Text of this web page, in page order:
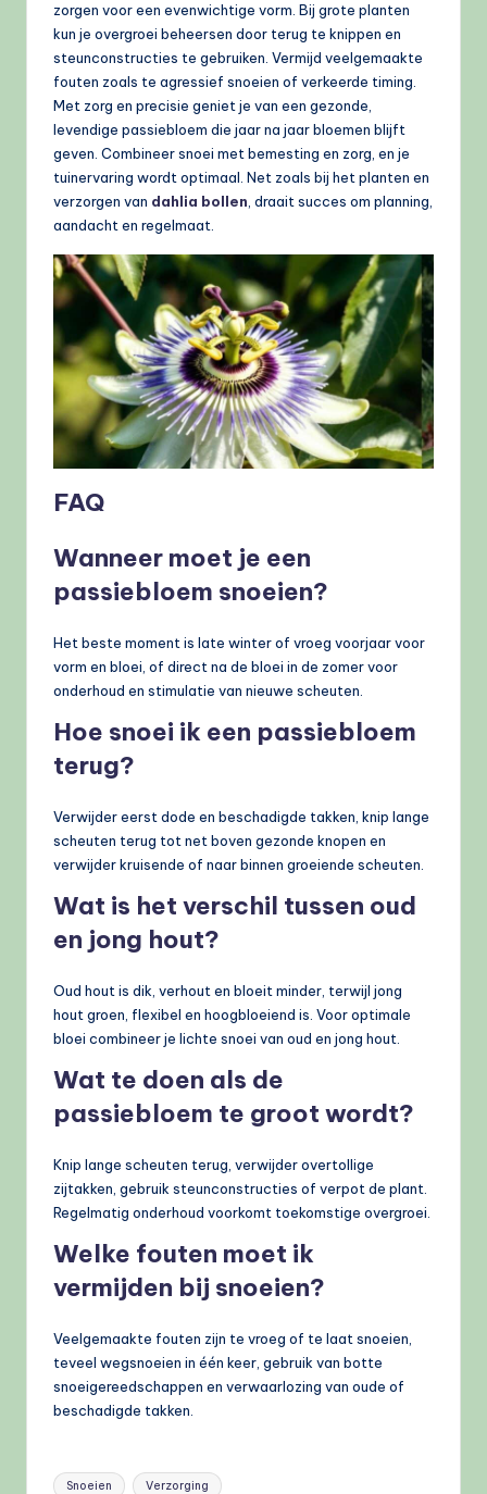
zorgen voor een evenwichtige vorm. Bij grote planten
kun je overgroei beheersen door terug te knippen en
steunconstructies te gebruiken. Vermijd veelgemaakte
fouten zoals te agressief snoeien of verkeerde timing.
Met zorg en precisie geniet je van een gezonde,
levendige passiebloem die jaar na jaar bloemen blijft
geven. Combineer snoei met bemesting en zorg, en je
tuinervaring wordt optimaal. Net zoals bij het planten en
verzorgen van dahlia bollen, draait succes om planning,
aandacht en regelmaat.
FAQ
Wanneer moet je een
passiebloem snoeien?
Het beste moment is late winter of vroeg voorjaar voor
vorm en bloei, of direct na de bloei in de zomer voor
onderhoud en stimulatie van nieuwe scheuten.
Hoe snoei ik een passiebloem
terug?
Verwijder eerst dode en beschadigde takken, knip lange
scheuten terug tot net boven gezonde knopen en
verwijder kruisende of naar binnen groeiende scheuten.
Wat is het verschil tussen oud
en jong hout?
Oud hout is dik, verhout en bloeit minder, terwijl jong
hout groen, flexibel en hoogbloeiend is. Voor optimale
bloei combineer je lichte snoei van oud en jong hout.
Wat te doen als de
passiebloem te groot wordt?
Knip lange scheuten terug, verwijder overtollige
zijtakken, gebruik steunconstructies of verpot de plant.
Regelmatig onderhoud voorkomt toekomstige overgroei.
Welke fouten moet ik
vermijden bij snoeien?
Veelgemaakte fouten zijn te vroeg of te laat snoeien,
teveel wegsnoeien in één keer, gebruik van botte
snoeigereedschappen en verwaarlozing van oude of
beschadigde takken.
Tags:
Snoeien Verzorging